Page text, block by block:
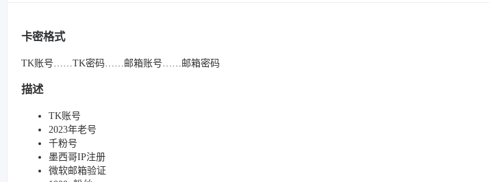
卡密格式
TK账号……TK密码……邮箱账号……邮箱密码
描述
TK账号
2023年老号
千粉号
墨西哥IP注册
微软邮箱验证